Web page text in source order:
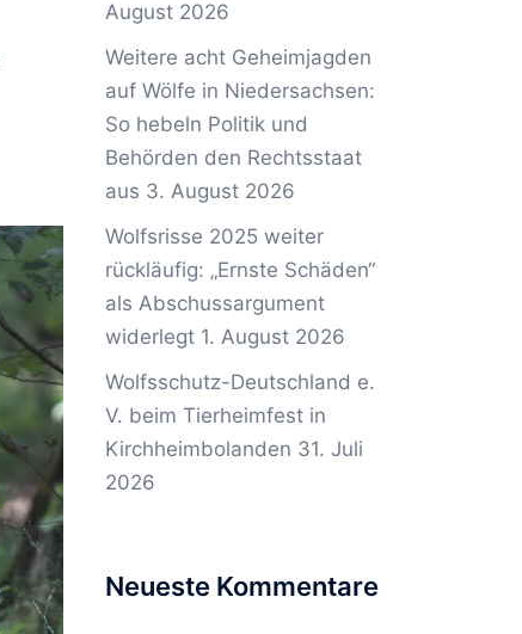
August 2026
Weitere acht Geheimjagden
auf Wölfe in Niedersachsen:
So hebeln Politik und
Behörden den Rechtsstaat
aus 3. August 2026
Wolfsrisse 2025 weiter
rückläufig: „Ernste Schäden“
als Abschussargument
widerlegt 1. August 2026
Wolfsschutz-Deutschland e.
V. beim Tierheimfest in
Kirchheimbolanden 31. Juli
2026
Neueste Kommentare